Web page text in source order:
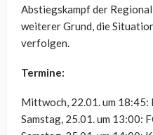
Abstiegskampf der
weiterer Grund, die
verfolgen.
Termine:
Mittwoch, 22.01. um 18:45:
Samstag, 25.01. um 13:00: